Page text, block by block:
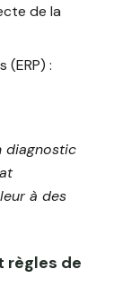
de la
:
diagnostic
à des
règles de